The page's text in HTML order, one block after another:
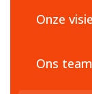
Ouders
Onze visie
Ons team